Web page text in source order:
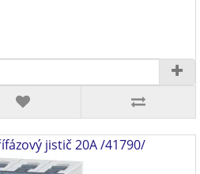
jistič 20A /41790/